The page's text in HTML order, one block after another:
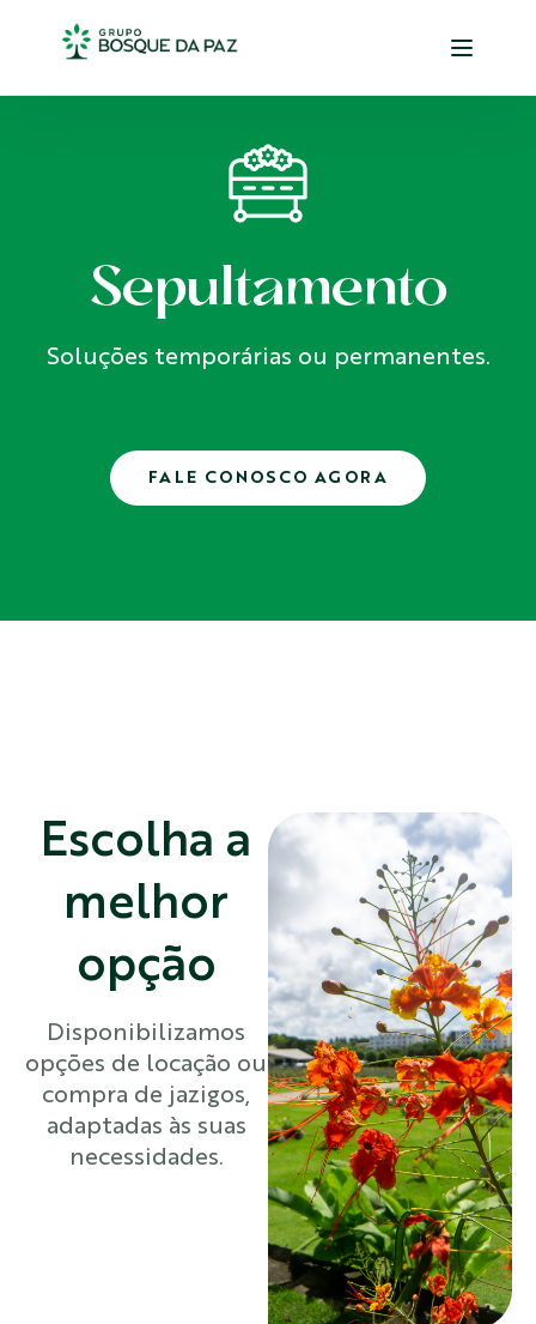
Sepultamento
Soluções temporárias ou permanentes.
FALE CONOSCO AGORA
Escolha a
melhor
opção
Disponibilizamos
opções de locação ou
compra de jazigos,
adaptadas às suas
necessidades.